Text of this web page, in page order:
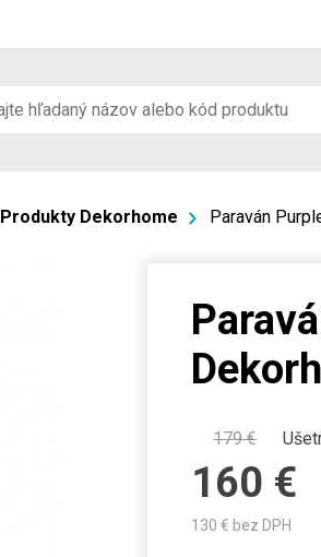
Produkty Dekorhome Paraván
179€
160 €
130 € bez DPH